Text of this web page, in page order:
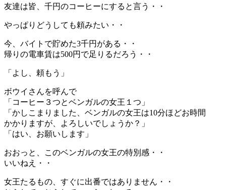
友達は皆、千円のコーヒーにすると言う・・
やっぱりどうしても頼みたい・・
今、バイトで貯めた3千円がある・・
帰りの電車賃は500円で足りるだろう・・
「よし、頼もう」
ボウイさんを呼んで
「コーヒー３つとベンガルの女王１つ」
「かしこまりました、ベンガルの女王は10分ほどお時間
かかりますが、よろしいでしょうか？」
「はい、お願いします」
おおっと、このベンガルの女王の特別感・・
いいねえ・・
女王たるもの、すぐに出番ではありません・・